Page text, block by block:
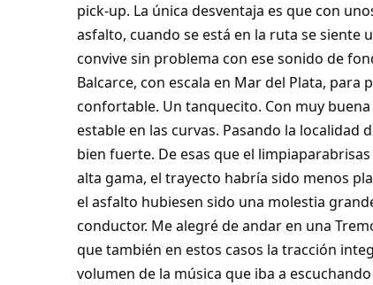
pick-up. La única desventaja es que con
asfalto, cuando se está en la ruta se siente
convive sin problema con ese sonido de
Balcarce, con escala en Mar del Plata,
confortable. Un tanquecito. Con muy
estable en las curvas. Pasando la localidad
bien fuerte. De esas que el
alta gama, el trayecto habría sido menos
el asfalto hubiesen sido una molestia
conductor. Me alegré de andar en una
que también en estos casos la tracción
volumen de la música que iba a